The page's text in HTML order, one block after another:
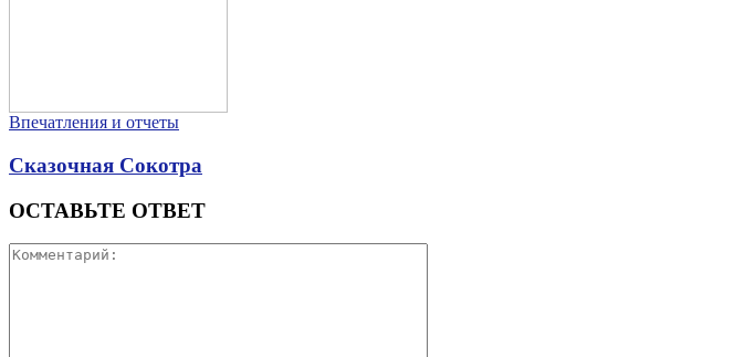
Впечатления и отчеты
Сказочная Сокотра
ОСТАВЬТЕ ОТВЕТ